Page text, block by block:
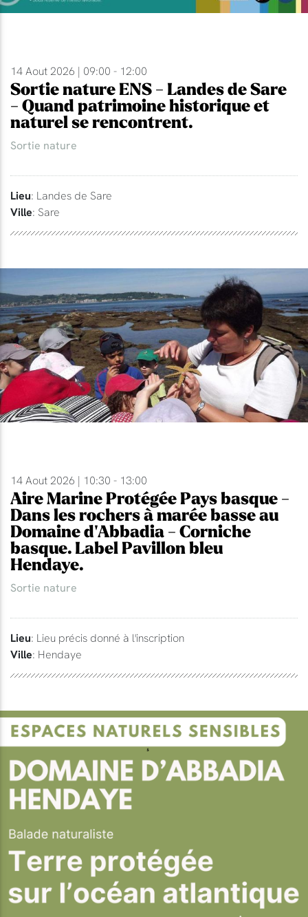
14 Aout 2026 | 09:00 - 12:00
Sortie nature ENS - Landes de Sare
- Quand patrimoine historique et
naturel se rencontrent.
Sortie nature
Lieu: Landes de Sare
Ville: Sare
14 Aout 2026 | 10:30 - 13:00
Aire Marine Protégée Pays basque -
Dans les rochers à marée basse au
Domaine d'Abbadia - Corniche
basque. Label Pavillon bleu
Hendaye.
Sortie nature
Lieu: Lieu précis donné à l'inscription
Ville: Hendaye